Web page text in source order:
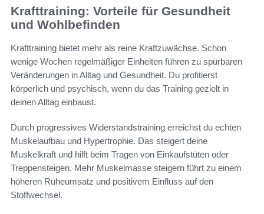
Krafttraining: Vorteile für Gesundheit
und Wohlbefinden
Krafttraining bietet mehr als reine Kraftzuwächse. Schon
wenige Wochen regelmäßiger Einheiten führen zu spürbaren
Veränderungen in Alltag und Gesundheit. Du profitierst
körperlich und psychisch, wenn du das Training gezielt in
deinen Alltag einbaust.
Durch progressives Widerstandstraining erreichst du echten
Muskelaufbau und Hypertrophie. Das steigert deine
Muskelkraft und hilft beim Tragen von Einkaufstüten oder
Treppensteigen. Mehr Muskelmasse steigern führt zu einem
höheren Ruheumsatz und positivem Einfluss auf den
Stoffwechsel.